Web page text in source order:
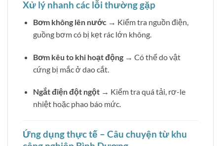
Xử lý nhanh các lỗi thường gặp
Bơm không lên nước→ Kiểm tra nguồn điện,
guồng bơm có bị kẹt rác lớn không.
Bơm kêu to khi hoạt động→ Có thể do vật
cứng bị mắc ở dao cắt.
Ngắt điện đột ngột→ Kiểm tra quá tải, rơ-le
nhiệt hoặc phao báo mức.
Ứng dụng thực tế – Câu chuyện từ khu